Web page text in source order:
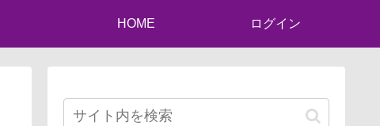
HOME ログイン